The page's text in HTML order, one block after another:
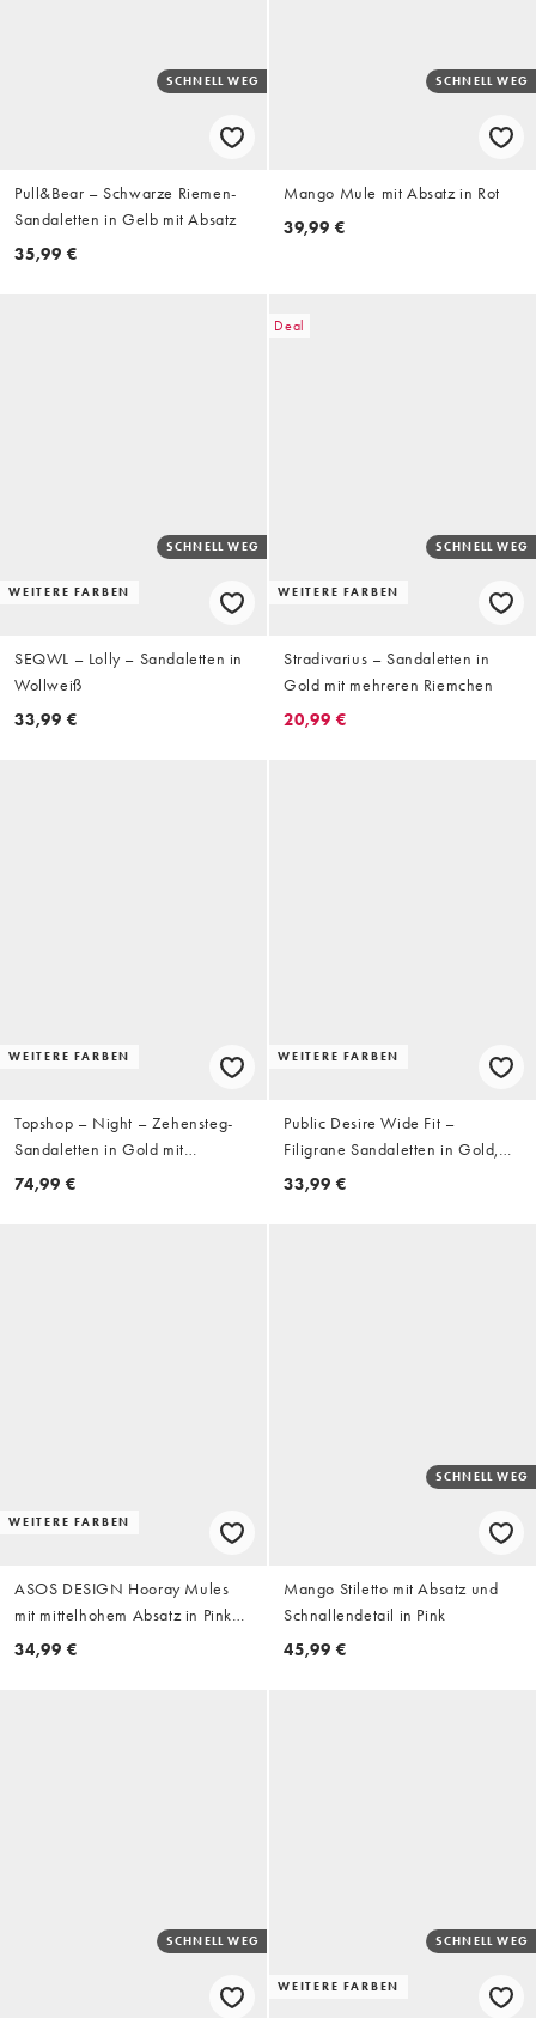
SCHNELL WEG
Pull&Bear – Schwarze Riemen-
Sandaletten in Gelb mit Absatz
35,99 €
SCHNELL WEG
Mango Mule mit Absatz in Rot
39,99 €
WEITERE FARBEN
SCHNELL WEG
SEQWL – Lolly – Sandaletten in
Wollweiß
33,99 €
Deal
WEITERE FARBEN
SCHNELL WEG
Stradivarius – Sandaletten in
Gold mit mehreren Riemchen
20,99 €
WEITERE FARBEN
Topshop – Night – Zehensteg-
Sandaletten in Gold mit
Perlenverzierung und Absatz
74,99 €
WEITERE FARBEN
Public Desire Wide Fit –
Filigrane Sandaletten in Gold,
weite Passform
33,99 €
WEITERE FARBEN
ASOS DESIGN Hooray Mules
mit mittelhohem Absatz in Pink
mit Schlangenmuster
34,99 €
SCHNELL WEG
Mango Stiletto mit Absatz und
Schnallendetail in Pink
45,99 €
SCHNELL WEG
WEITERE FARBEN
SCHNELL WEG